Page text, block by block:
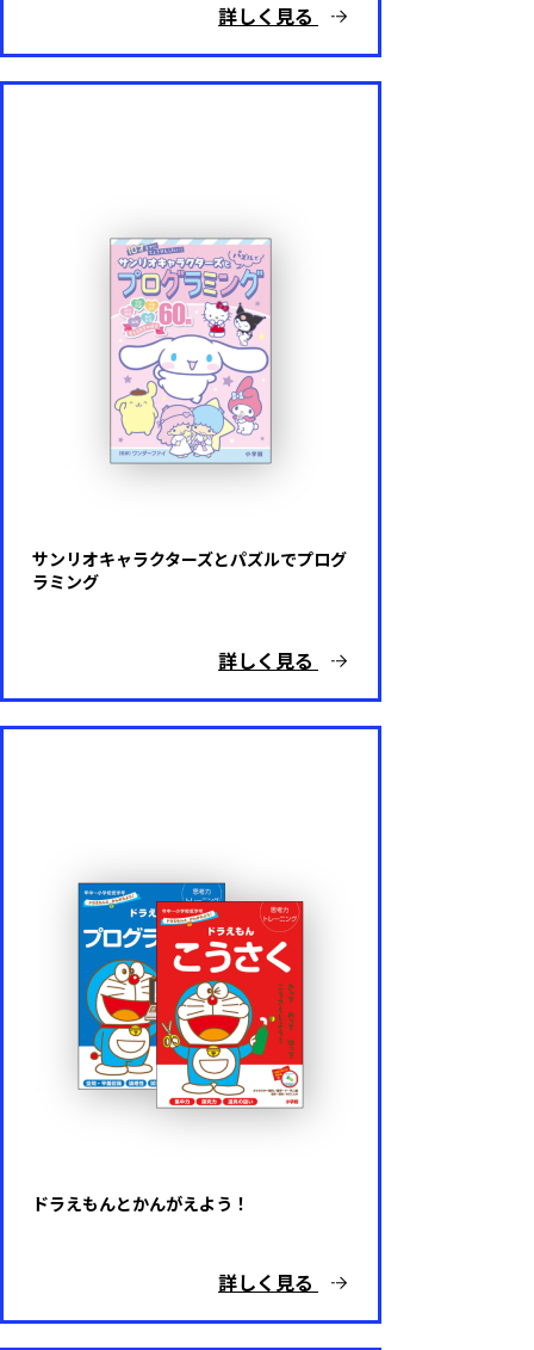
詳しく見る
サンリオキャラクターズとパズルでプログ
ラミング
詳しく見る
ドラえもんとかんがえよう！
詳しく見る